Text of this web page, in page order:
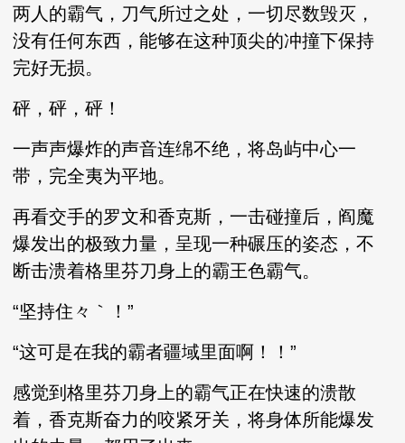
两人的霸气，刀气所过之处，一切尽数毁灭，
没有任何东西，能够在这种顶尖的冲撞下保持
完好无损。
砰，砰，砰！
一声声爆炸的声音连绵不绝，将岛屿中心一
带，完全夷为平地。
再看交手的罗文和香克斯，一击碰撞后，阎魔
爆发出的极致力量，呈现一种碾压的姿态，不
断击溃着格里芬刀身上的霸王色霸气。
“坚持住々｀！”
“这可是在我的霸者疆域里面啊！！”
感觉到格里芬刀身上的霸气正在快速的溃散
着，香克斯奋力的咬紧牙关，将身体所能爆发